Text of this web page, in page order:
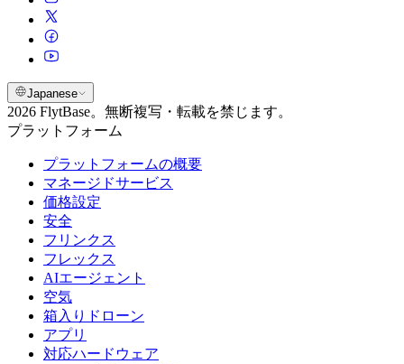
Japanese
2026 FlytBase。無断複写・転載を禁じます。
プラットフォーム
プラットフォームの概要
マネージドサービス
価格設定
安全
フリンクス
フレックス
AIエージェント
空気
箱入りドローン
アプリ
対応ハードウェア